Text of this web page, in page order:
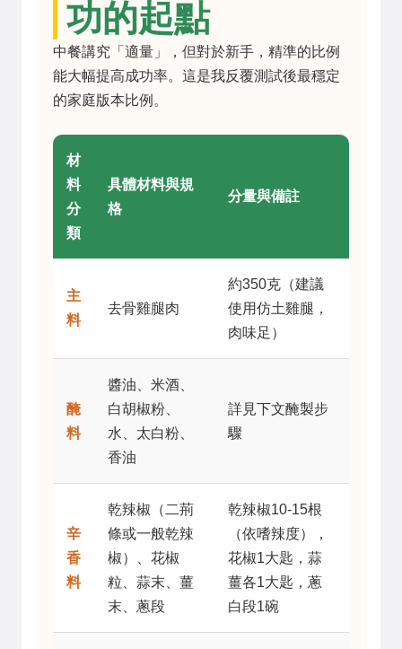
功的起點
中餐講究「適量」，但對於新手，精準的比例
能大幅提高成功率。這是我反覆測試後最穩定
的家庭版本比例。
材
料
分
類
具體材料與規
格
分量與備註
主
料
去骨雞腿肉
約350克（建議
使用仿土雞腿，
肉味足）
醃
料
醬油、米酒、
白胡椒粉、
水、太白粉、
香油
詳見下文醃製步
驟
辛
香
料
乾辣椒（二荊
條或一般乾辣
椒）、花椒
粒、蒜末、薑
末、蔥段
乾辣椒10-15根
（依嗜辣度），
花椒1大匙，蒜
薑各1大匙，蔥
白段1碗